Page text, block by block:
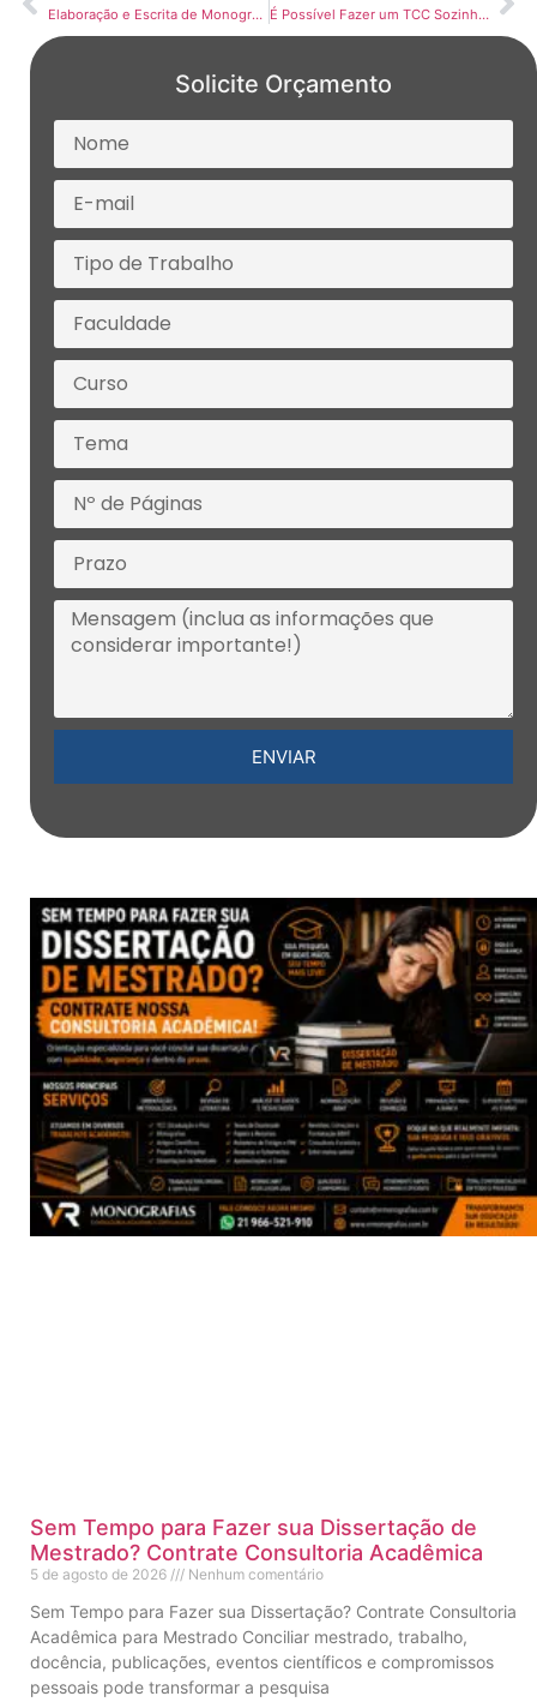
Elaboração e Escrita de Monografias: Guia Completo da VR Monografias para Qualidade e Aprovação Garantida É Possível Fazer um TCC Sozinho?
Solicite Orçamento
ENVIAR
Sem Tempo para Fazer sua Dissertação de
Mestrado? Contrate Consultoria Acadêmica
5 de agosto de 2026 Nenhum comentário
Sem Tempo para Fazer sua Dissertação? Contrate Consultoria
Acadêmica para Mestrado Conciliar mestrado, trabalho,
docência, publicações, eventos científicos e compromissos
pessoais pode transformar a pesquisa